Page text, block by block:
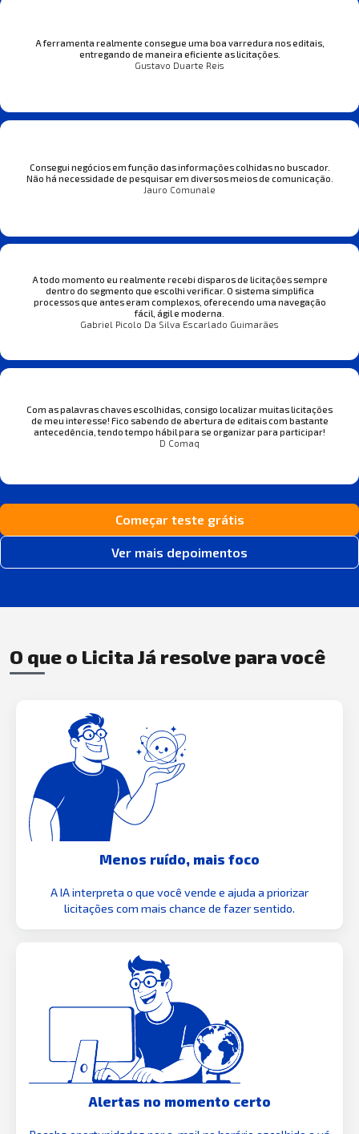
A ferramenta realmente consegue uma boa varredura nos editais,
entregando de maneira eficiente as licitações.
Gustavo Duarte Reis
Consegui negócios em função das informações colhidas no buscador.
Não há necessidade de pesquisar em diversos meios de comunicação.
Jauro Comunale
A todo momento eu realmente recebi disparos de licitações sempre
dentro do segmento que escolhi verificar. O sistema simplifica
processos que antes eram complexos, oferecendo uma navegação
fácil, ágil e moderna.
Gabriel Picolo Da Silva Escarlado Guimarães
Com as palavras chaves escolhidas, consigo localizar muitas licitações
de meu interesse! Fico sabendo de abertura de editais com bastante
antecedência, tendo tempo hábil para se organizar para participar!
D Comaq
Começar teste grátis
Ver mais depoimentos
O que o Licita Já resolve para você
Menos ruído, mais foco
A IA interpreta o que você vende e ajuda a priorizar
licitações com mais chance de fazer sentido.
Alertas no momento certo